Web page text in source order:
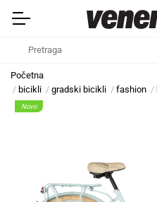
Početna
bicikli
gradski bicikli fashion
Novo